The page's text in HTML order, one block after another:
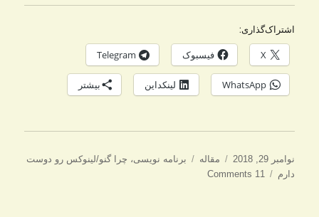
اشتراک‌گذاری:
X فیسبوک Telegram
WhatsApp لینکداین بیشتر
ارسال
شده
نوامبر 29, 2018 دسته‌ها
مقاله برچسب‌ها
برنامه نویسی، چرا گنو/لینوکس رو دوست
دارم
11 Comments